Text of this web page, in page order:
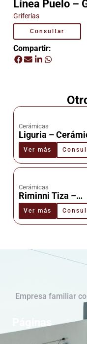
Línea Puelo –
Griferías
Consultar
Compartir:
Cerámicas
Liguria –
Cañuelas
Ver más
Cerámicas
Riminni Tiza –
Cerámica –
Cañuelas
Ver más
Empresa familiar
Páginas